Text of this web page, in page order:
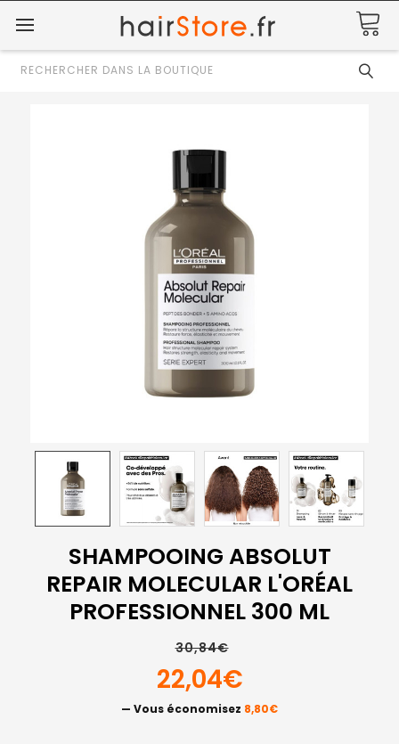
Rechercher
SHAMPOOING ABSOLUT
REPAIR MOLECULAR L'ORÉAL
PROFESSIONNEL 300 ML
30,84€
22,04€
— Vous économisez 8,80€